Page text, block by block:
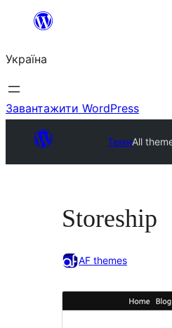
Перейти
вмісту
Україна
Завантажити WordPress
ТемиAll
Storeship
AF themes